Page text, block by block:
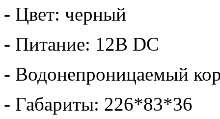
- Цвет: черный
- Питание: 12В DC
- Водонепроницаемый
- Габариты: 226*83*36